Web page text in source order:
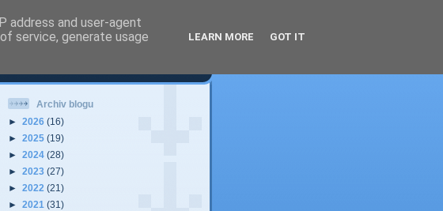
Archiv blogu
► 2026 (16)
► 2025 (19)
► 2024 (28)
► 2023 (27)
► 2022 (21)
► 2021 (31)
address and user-agent
service, generate usage
LEARN MORE GOT IT